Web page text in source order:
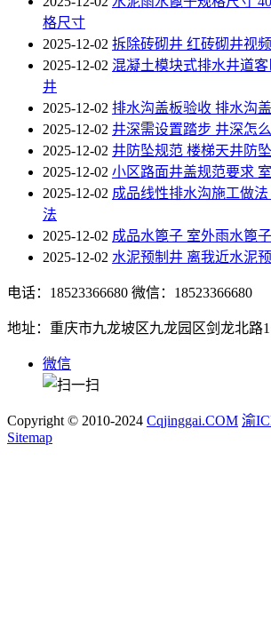
格尺寸
2025-12-02 拆除砖砌井 红砖砌井视频
2025-12-02 混凝土模块式排水井道
井
2025-12-02 排水沟盖板验收 排水沟
2025-12-02 井深需设置踏步 井深怎
2025-12-02 井防坠规范 楼梯天井防
2025-12-02 小区路面井盖规范要求
2025-12-02 成品线性排水沟施工做
法
2025-12-02 成品水篦子 室外雨水篦子
2025-12-02 水泥预制井 离我近水泥
电话：18523366680 微信：18523366680
地址：重庆市九龙坡区九龙园区剑龙北路
微信
Copyright © 2010-2024 Cqjinggai.COM 渝
Sitemap